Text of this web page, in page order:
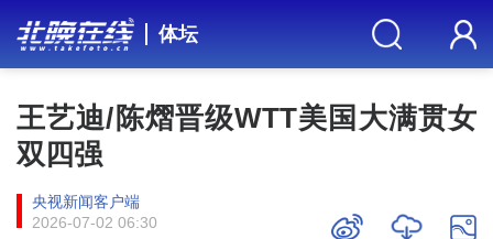
体坛
王艺迪/陈熠晋级WTT美国大满贯女
双四强
央视新闻客户端
2026-07-02 06:30